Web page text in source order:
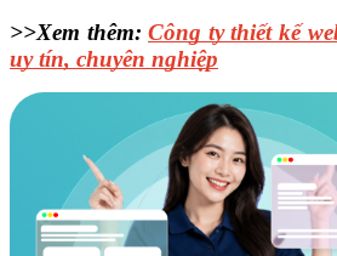
>>Xem thêm: Công ty thiết kế
uy tín, chuyên nghiệp